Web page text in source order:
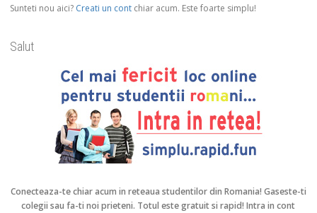
Sunteti nou aici? Creati un cont chiar acum. Este foarte simplu!
Salut
Conecteaza-te chiar acum in reteaua studentilor din Romania! Gaseste-ti
colegii sau fa-ti noi prieteni. Totul este gratuit si rapid! Intra in cont